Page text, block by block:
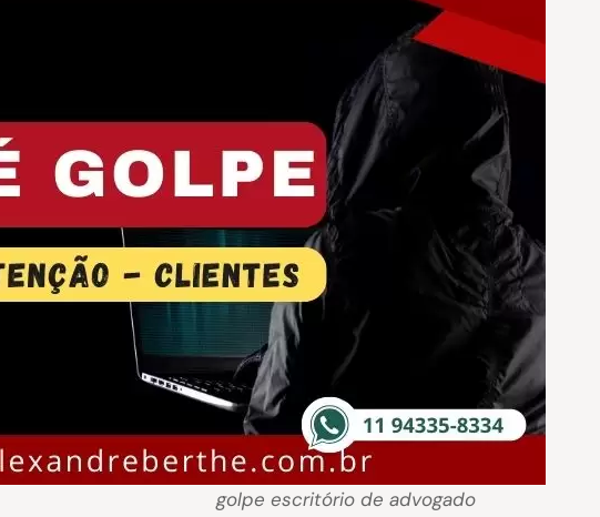
golpe escritório de advogado